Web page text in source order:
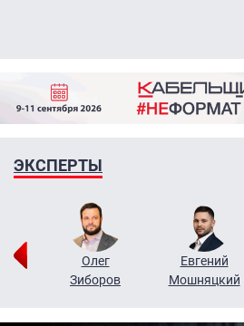
ЭКСПЕРТЫ
Олег
Зиборов
Евгений
Мошняцкий